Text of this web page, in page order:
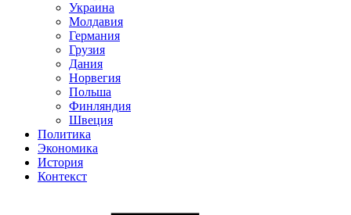
Украина
Молдавия
Германия
Грузия
Дания
Норвегия
Польша
Финляндия
Швеция
Политика
Экономика
История
Контекст